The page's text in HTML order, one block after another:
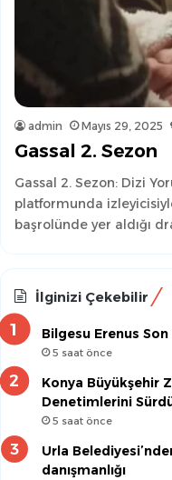
admin Mayıs 29, 2025
Gassal 2. Sezon
Gassal 2. Sezon: Dizi
platformunda
başrolünde yer aldığı
İlginizi Çekebilir
Bilgesu Erenus
5 saat önce
Konya Büyükşehir
Denetimlerini
5 saat önce
Urla
danışmanlığı